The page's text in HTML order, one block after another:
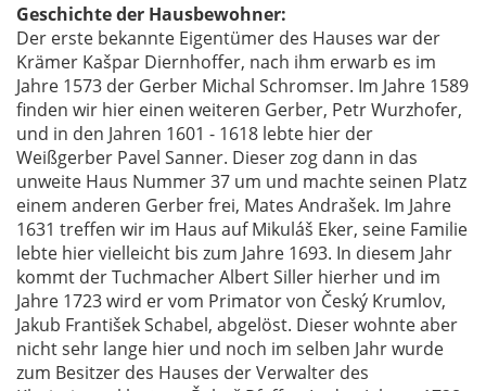
Geschichte der Hausbewohner:
Der erste bekannte Eigentümer des Hauses war der
Krämer Kašpar Diernhoffer, nach ihm erwarb es im
Jahre 1573 der Gerber Michal Schromser. Im Jahre 1589
finden wir hier einen weiteren Gerber, Petr Wurzhofer,
und in den Jahren 1601 - 1618 lebte hier der
Weißgerber Pavel Sanner. Dieser zog dann in das
unweite Haus Nummer 37 um und machte seinen Platz
einem anderen Gerber frei, Mates Andrašek. Im Jahre
1631 treffen wir im Haus auf Mikuláš Eker, seine Familie
lebte hier vielleicht bis zum Jahre 1693. In diesem Jahr
kommt der Tuchmacher Albert Siller hierher und im
Jahre 1723 wird er vom Primator von Český Krumlov,
Jakub František Schabel, abgelöst. Dieser wohnte aber
nicht sehr lange hier und noch im selben Jahr wurde
zum Besitzer des Hauses der Verwalter des